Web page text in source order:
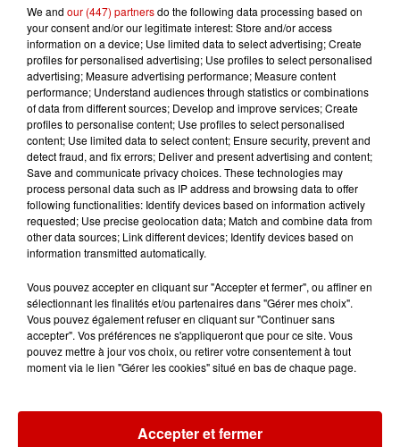
appartement...
15h02
Éclipse solaire : découvrez les
meilleurs spots d'observation
du...
11h51
À LA UNE : professeur
condamné, repreneurs pour
Duralex et la...
Jeux Voir plus
pour l'un des zoos de nos
régions !
We and our (447) partnersdo the following data processing based on
your consent and/or our legitimate interest: Store and/or access
information on a device; Use limited data to select advertising; Create
profiles for personalised advertising; Use profiles to select personalised
advertising; Measure advertising performance; Measure content
performance; Understand audiences through statistics or combinations
of data from different sources; Develop and improve services; Create
profiles to personalise content; Use profiles to select personalised
content; Use limited data to select content; Ensure security, prevent and
detect fraud, and fix errors; Deliver and present advertising and content;
Save and communicate privacy choices. These technologies may
process personal data such as IP address and browsing data to offer
following functionalities: Identify devices based on information actively
requested; Use precise geolocation data; Match and combine data from
other data sources; Link different devices; Identify devices based on
information transmitted automatically.
Vous pouvez accepter en cliquant sur "Accepter et fermer", ou affiner en
sélectionnant les finalités et/ou partenaires dans "Gérer mes choix".
Vous pouvez également refuser en cliquant sur "Continuer sans
accepter". Vos préférences ne s'appliqueront que pour ce site. Vous
pouvez mettre à jour vos choix, ou retirer votre consentement à tout
moment via le lien "Gérer les cookies" situé en bas de chaque page.
Accepter et fermer